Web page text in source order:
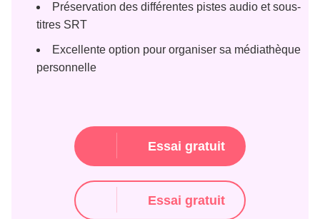
Préservation des différentes pistes audio et sous-
titres SRT
Excellente option pour organiser sa médiathèque
personnelle
Essai gratuit
Essai gratuit